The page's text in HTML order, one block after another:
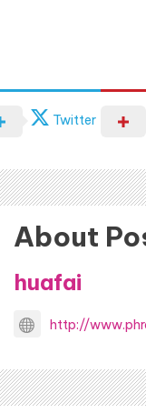
Twitter
About
huafai
http://